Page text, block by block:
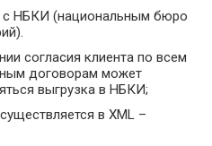
с НБКИ (национальным бюро
согласия клиента по всем
договорам может
выгрузка в НБКИ;
в XML –